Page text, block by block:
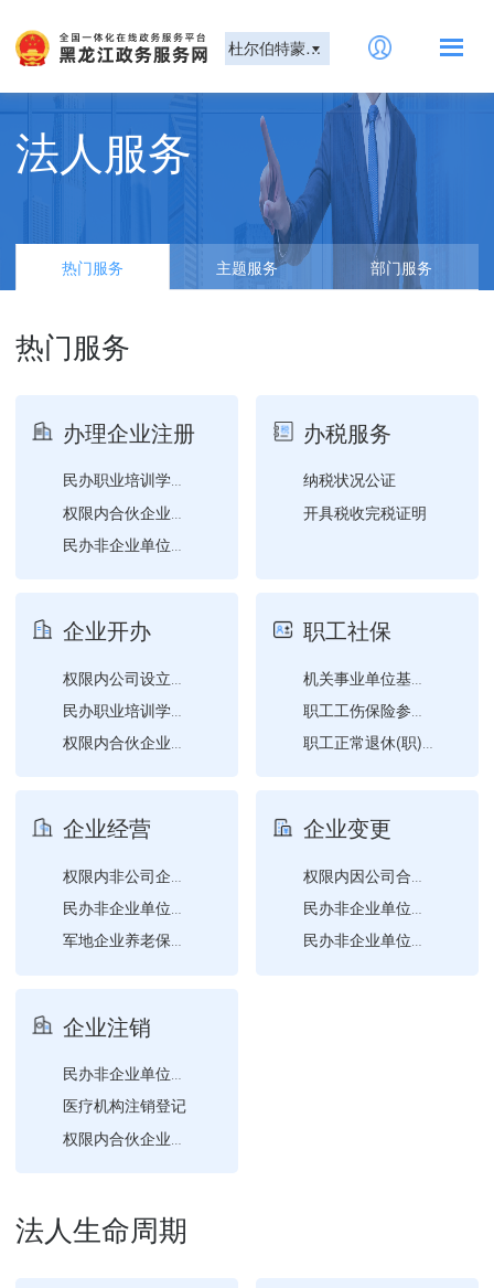
杜尔伯特蒙古族自治县
法人服务
热门服务 主题服务 部门服务
热门服务
办理企业注册
民办职业培训学校设立审批
民办非企业单位成立登记
办税服务
纳税状况公证
开具税收完税证明
企业开办
民办职业培训学校设立审批
权限内合伙企业设立登记
权限内公司备案
职工社保
职工工伤保险参保登记
职工正常退休(职)申请
职工参保登记
企业经营
权限内非公司企业法人备案
民办非企业单位的变更登记...
军地企业养老保险关系转移...
企业变更
权限内因公司合并（分立）...
民办非企业单位的变更登记...
民办非企业单位的变更登记...
企业注销
民办非企业单位注销登记
医疗机构注销登记
法人生命周期